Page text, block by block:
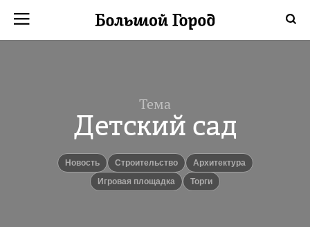
Тема
Детский сад
Новость Строительство
Архитектура
Игровая площадка
торги